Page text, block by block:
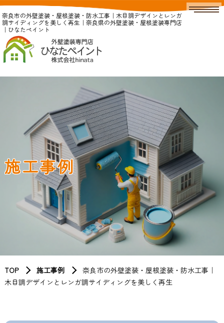
奈良市の外壁塗装・屋根塗装・防水工事｜木目調デザインとレンガ
調サイディングを美しく再生｜奈良県の外壁塗装・屋根塗装専門店
｜ひなたペイント
施工事例
TOP 施工事例
奈良市の外壁塗装・屋根塗装・防水工事｜
木目調デザインとレンガ調サイディングを美しく再生